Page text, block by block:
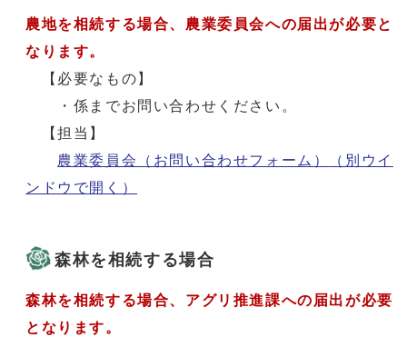
農地を相続する場合、農業委員会への届出が必要と
なります。
【必要なもの】
・係までお問い合わせください。
【担当】
農業委員会（お問い合わせフォーム）
（別ウイ
ンドウで開く）
森林を相続する場合
森林を相続する場合、アグリ推進課への届出が必要
となります。